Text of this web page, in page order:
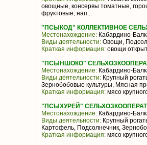
овощные, консервы томатные,
фруктовые, нап...
"ПСЫКОД" КОЛЛЕКТИВНОЕ
Местонахождение: Кабардино-
Виды деятельности: Овощи,
Краткая информация: овощи
"ПСЫНШОКО"
Местонахождение: Кабардино-
Виды деятельности: Крупный
Зернобобовые культуры, Мясная
Краткая информация: мясо
"ПСЫХУРЕЙ"
Местонахождение: Кабардино-
Виды деятельности: Крупный
Картофель, Подсолнечник,
Краткая информация: мясо